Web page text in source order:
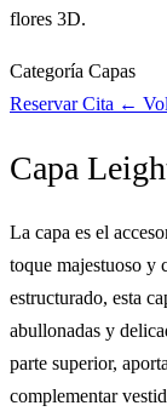
flores 3D.
Categoría Capas
Reservar Cita ←
Capa
La capa es el
toque majestuoso y
estructurado, esta
abullonadas y
parte superior,
complementar